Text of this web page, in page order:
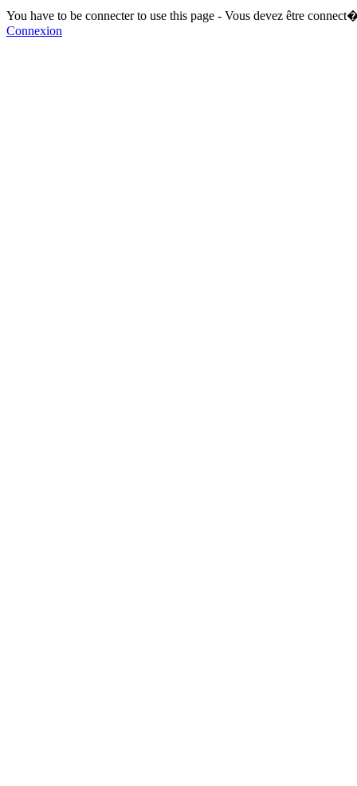
You have to be connecter to use this page - Vous devez être
Connexion